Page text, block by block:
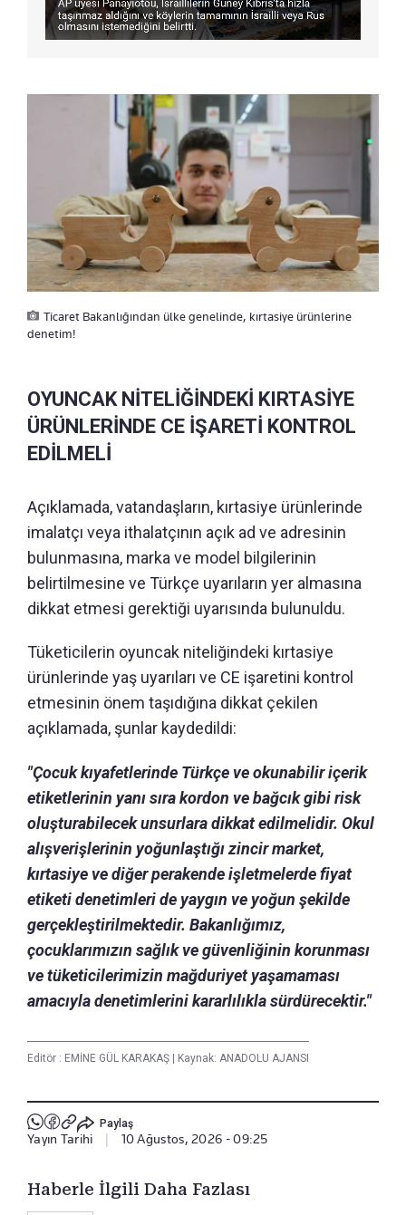
Ticaret Bakanlığından ülke genelinde, kırtasiye ürünlerine
denetim!
OYUNCAK NİTELİĞİNDEKİ KIRTASİYE
ÜRÜNLERİNDE CE İŞARETİ KONTROL
EDİLMELİ
Açıklamada, vatandaşların, kırtasiye ürünlerinde
imalatçı veya ithalatçının açık ad ve adresinin
bulunmasına, marka ve model bilgilerinin
belirtilmesine ve Türkçe uyarıların yer almasına
dikkat etmesi gerektiği uyarısında bulunuldu.
Tüketicilerin oyuncak niteliğindeki kırtasiye
ürünlerinde yaş uyarıları ve CE işaretini kontrol
etmesinin önem taşıdığına dikkat çekilen
açıklamada, şunlar kaydedildi:
"Çocuk kıyafetlerinde Türkçe ve okunabilir içerik
etiketlerinin yanı sıra kordon ve bağcık gibi risk
oluşturabilecek unsurlara dikkat edilmelidir. Okul
alışverişlerinin yoğunlaştığı zincir market,
kırtasiye ve diğer perakende işletmelerde fiyat
etiketi denetimleri de yaygın ve yoğun şekilde
gerçekleştirilmektedir. Bakanlığımız,
çocuklarımızın sağlık ve güvenliğinin korunması
ve tüketicilerimizin mağduriyet yaşamaması
amacıyla denetimlerini kararlılıkla sürdürecektir."
Editör : EMİNE GÜL KARAKAŞ Kaynak: ANADOLU AJANSI
Paylaş
Yayın Tarihi 10 Ağustos, 2026 - 09:25
Haberle İlgili Daha Fazlası